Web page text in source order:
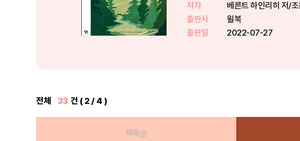
저자
베른트 하인리히 저/
출판사
윌북
출판일
2022-07-27
전체 33 건 ( 2 / 4 )
제목순